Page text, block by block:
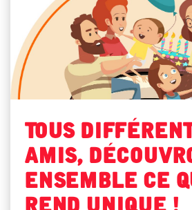
Tous
amis,
ensemble ce
rend unique !